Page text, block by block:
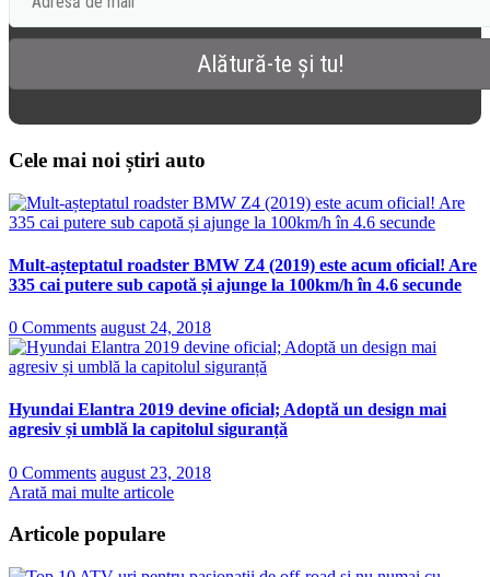
Cele mai noi știri auto
Mult-așteptatul roadster BMW Z4 (2019) este acum oficial! Are
335 cai putere sub capotă și ajunge la 100km/h în 4.6 secunde
0 Comments august 24, 2018
Hyundai Elantra 2019 devine oficial; Adoptă un design mai
agresiv și umblă la capitolul siguranță
0 Comments august 23, 2018
Arată mai multe articole
Articole populare